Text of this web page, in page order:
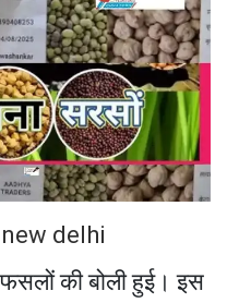
delhi
फसलों की बोली हुई। इस